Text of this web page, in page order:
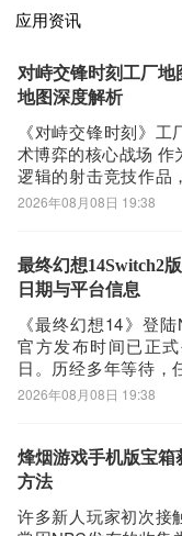
回到手机桌面就可以看
应用资讯
对峙交锋时刻工厂
地图深度解析
《对峙交锋时刻》
术博弈的核心战场 作
逻辑的射击竞技作品
在地图设计层面展现
既支持中远距离火力
快速反应作战。每
2026年08月08日 19:38
最终幻想14Switch2
日期与平台信息
《最终幻想14》登
官方发布时间已正
日。历经多年等待，
迎来这款承载无数
荐使用业内综合性能
器。《biub
2026年08月08日 19:38
烽烟游戏手机版宝箱
方法
许多新人玩家初次接